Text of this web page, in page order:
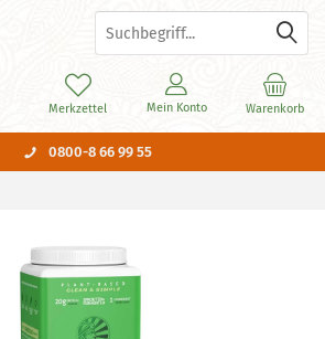
0800-8 66 99 55
Warenkorb
Merkzettel Mein Konto